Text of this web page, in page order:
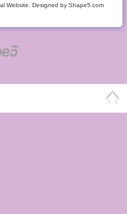
Website. Designed by Shape5.com